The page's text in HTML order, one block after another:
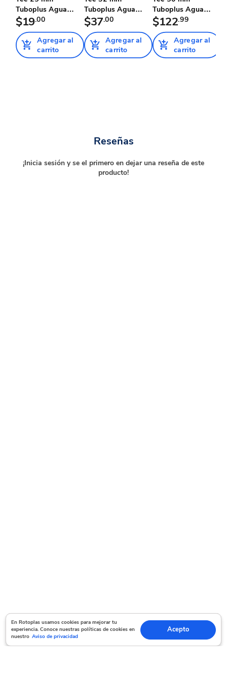
En Rotoplas usamos cookies para mejorar tu experiencia. Conoce nuestras políticas
de cookies en nuestro Aviso de privacidad Acepto
En Rotoplas usamos cookies para mejorar tu
experiencia. Conoce nuestras políticas de cookies en
nuestro Aviso de privacidad
Acepto
Tuboplus Agua
Helada
$19.00
Agregar al
carrito
Tuboplus Agua
Helada
$37.00
Agregar al
carrito
Tuboplus Agua
Helada
$122.99
Agregar al
carrito
Reseñas
¡Inicia sesión y se el primero en dejar una reseña de este
producto!